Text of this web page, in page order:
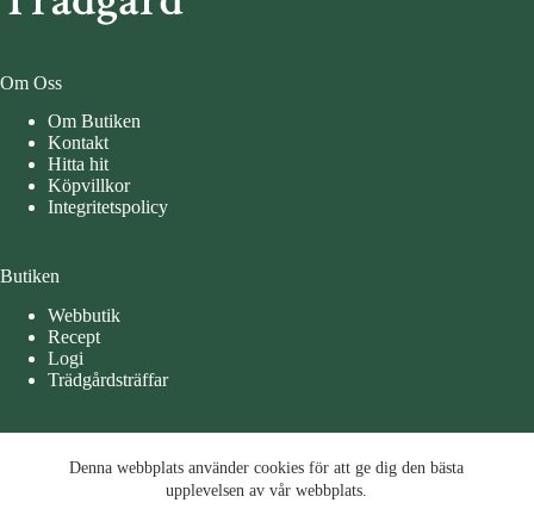
Denna webbplats använder cookies för att ge dig den bästa
upplevelsen av vår webbplats.
Om Oss
Om Butiken
Kontakt
Hitta hit
Köpvillkor
Integritetspolicy
Butiken
Webbutik
Recept
Logi
Trädgårdsträffar
Måndag – Tisdag 10-15
Denna webbplats använder cookies för att ge dig den bästa